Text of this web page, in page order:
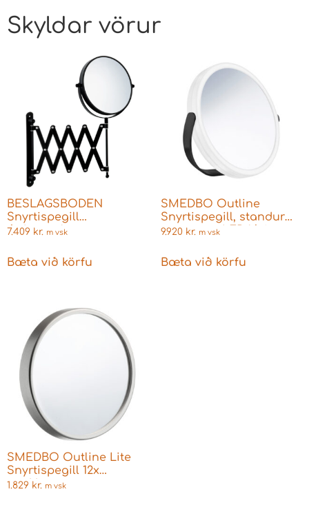
Skyldar vörur
BESLAGSBODEN
Snyrtispegill
útdraganlegur armur
7.409 kr. m vsk
Bæta við körfu
SMEDBO Outline
Snyrtispegill, standur
svartur m. LED lýsingu
9.920 kr. m vsk
Bæta við körfu
SMEDBO Outline Lite
Snyrtispegill 12x
stækkun
1.829 kr. m vsk